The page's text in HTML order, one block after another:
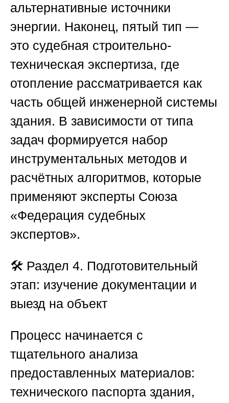
альтернативные источники
энергии. Наконец, пятый тип —
это судебная строительно-
техническая экспертиза, где
отопление рассматривается как
часть общей инженерной системы
здания. В зависимости от типа
задач формируется набор
инструментальных методов и
расчётных алгоритмов, которые
применяют эксперты Союза
«Федерация судебных
экспертов».
🛠️ Раздел 4. Подготовительный
этап: изучение документации и
выезд на объект
Процесс начинается с
тщательного анализа
предоставленных материалов:
технического паспорта здания,